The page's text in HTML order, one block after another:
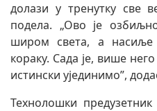
долази у тренутку све
подела. „Ово је
широм света, а насиље
кораку. Сада је, више
истински ујединимо”,
Технолошки